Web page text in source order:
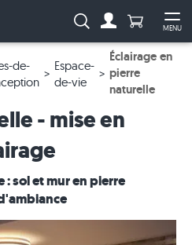
MENU
Recherche :Anzahl
de-
Espace-
de-vie
Éclairage en
pierre
naturelle
- mise en
sol et mur en pierre